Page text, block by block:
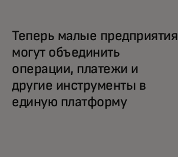
Теперь малые предприятия
могут объединить
операции, платежи и
другие инструменты в
единую платформу